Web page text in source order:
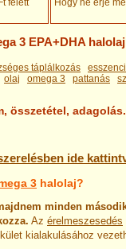
felett
Hogy ne érje
3 EPA+DHA
táplálkozás
olaj omega 3 pattanás
összetétel,
ide
3 halolaj?
minden
Az érelmeszesedés
kialakulásához